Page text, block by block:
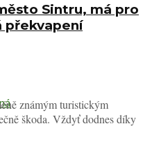
Sintru, má pro
překvapení
známým turistickým
škoda. Vždyť dodnes díky